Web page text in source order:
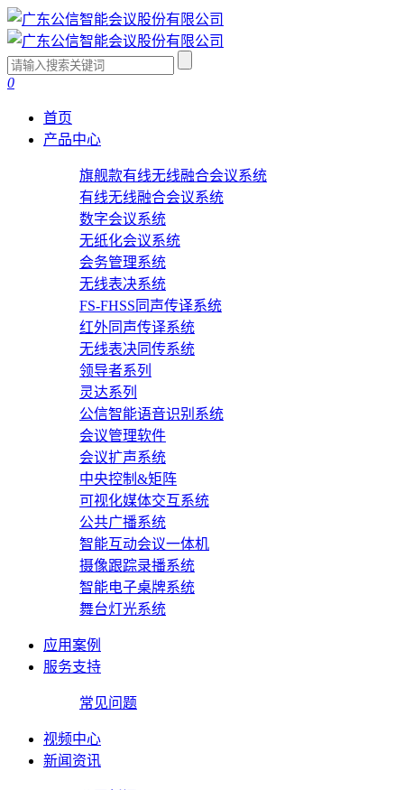
0
首页
产品中心
旗舰款有线无线融合会议系统
有线无线融合会议系统
数字会议系统
无纸化会议系统
会务管理系统
无线表决系统
FS-FHSS同声传译系统
红外同声传译系统
无线表决同传系统
领导者系列
灵达系列
公信智能语音识别系统
会议管理软件
会议扩声系统
中央控制&矩阵
可视化媒体交互系统
公共广播系统
智能互动会议一体机
摄像跟踪录播系统
智能电子桌牌系统
舞台灯光系统
应用案例
服务支持
常见问题
视频中心
新闻资讯